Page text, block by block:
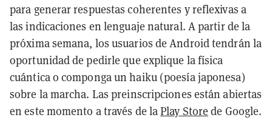
para generar respuestas coherentes y reflexivas a
las indicaciones en lenguaje natural. A partir de la
próxima semana, los usuarios de Android tendrán la
oportunidad de pedirle que explique la física
cuántica o componga un haiku (poesía japonesa)
sobre la marcha. Las preinscripciones están abiertas
en este momento a través de laPlay Store de Google.